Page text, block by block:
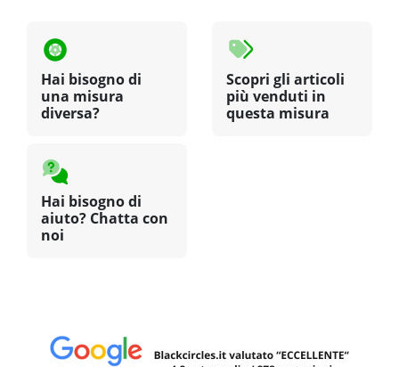
Hai bisogno di
una misura
diversa?
Scopri gli articoli
più venduti in
questa misura
Hai bisogno di
aiuto? Chatta con
noi